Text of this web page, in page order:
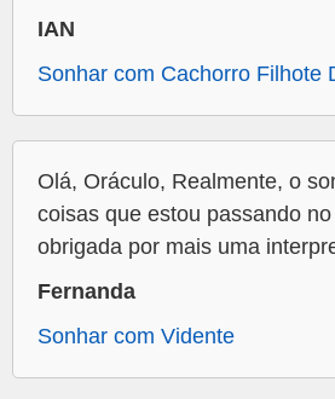
IAN
Sonhar com Cachorro Filhote
Olá, Oráculo, Realmente, o
coisas que estou passando
obrigada por mais uma
Fernanda
Sonhar com Vidente